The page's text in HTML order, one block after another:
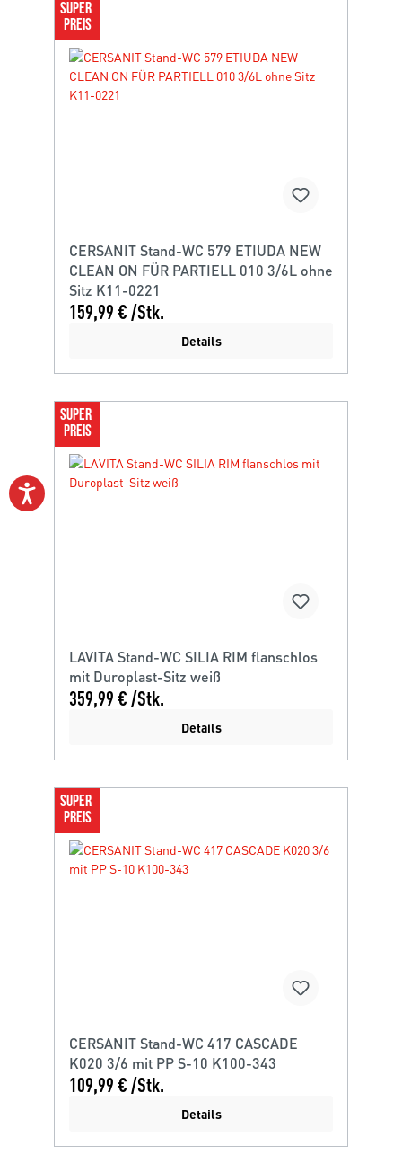
SUPER
PREIS
CERSANIT Stand-WC 579 ETIUDA NEW
CLEAN ON FÜR PARTIELL 010 3/6L ohne
Sitz K11-0221
159,99 € /Stk.
Details
SUPER
PREIS
LAVITA Stand-WC SILIA RIM flanschlos
mit Duroplast-Sitz weiß
359,99 € /Stk.
Details
SUPER
PREIS
CERSANIT Stand-WC 417 CASCADE
K020 3/6 mit PP S-10 K100-343
109,99 € /Stk.
Details